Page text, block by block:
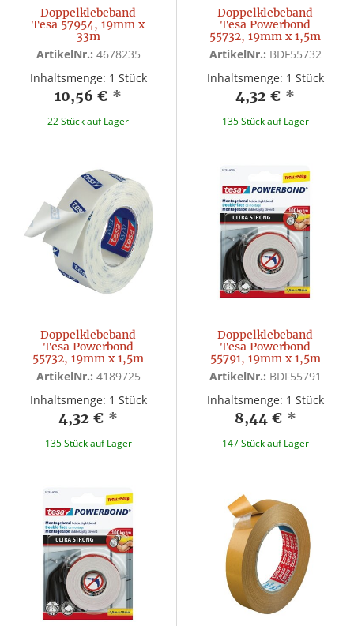
Doppelklebeband
Tesa 57954, 19mm x
33m
ArtikelNr.: 4678235
Inhaltsmenge: 1 Stück
10,56 € *
22 Stück auf Lager
Doppelklebeband
Tesa Powerbond
55732, 19mm x 1,5m
ArtikelNr.: BDF55732
Inhaltsmenge: 1 Stück
4,32 € *
135 Stück auf Lager
Doppelklebeband
Tesa Powerbond
55732, 19mm x 1,5m
ArtikelNr.: 4189725
Inhaltsmenge: 1 Stück
4,32 € *
135 Stück auf Lager
Doppelklebeband
Tesa Powerbond
55791, 19mm x 1,5m
ArtikelNr.: BDF55791
Inhaltsmenge: 1 Stück
8,44 € *
147 Stück auf Lager